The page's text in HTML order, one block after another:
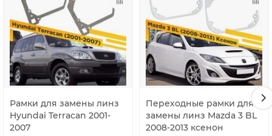
Рамки для замены линз
Hyundai Terracan 2001-
2007
Переходные рамки для
замены линз Mazda 3 BL
2008-2013 ксенон